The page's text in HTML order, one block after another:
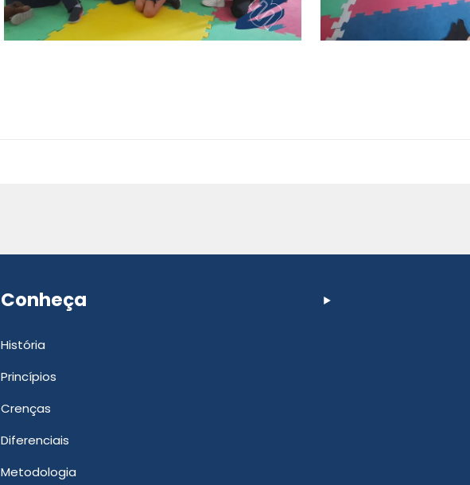
Conheça
História
Princípios
Crenças
Diferenciais
Metodologia